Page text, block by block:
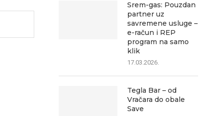
Srem-gas: Pouzdan
partner uz
savremene usluge –
e-račun i REP
program na samo
klik
17.03.2026.
Tegla Bar – od
Vračara do obale
Save